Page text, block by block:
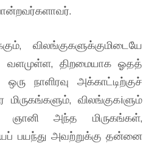
விலங்குகளுக்குமிடையே
வளமுள்ள, திறமையாக ஓதத்
நாளிரவு அக்காட்டிற்குச்
விலங்குகiளும்
ஞானி அந்த மிருகங்கள்,
பயந்து அவற்றுக்கு தன்னை